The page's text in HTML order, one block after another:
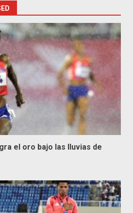
el oro bajo las lluvias de